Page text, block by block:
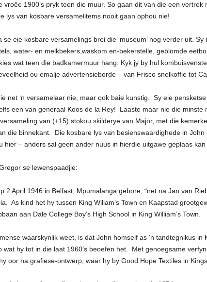
vroëe 1900’s pryk teen die muur. So gaan dit van die een vertrek
lys van kosbare versamelitems nooit gaan ophou nie!
se eie kosbare versamelings brei die ‘museum’ nog verder uit.
water- en melkbekers,waskom en-bekerstelle, geblomde
wat teen die badkamermuur hang. Kyk jy by hul
ou emalje advertensieborde – van Frisco snelkoffie tot
net ‘n versamelaar nie, maar ook baie kunstig. Sy eie
een van generaal Koos de la Rey! Laaste maar nie die minste
van (±15) stokou skilderye van Major, met die
die binnekant. Die kosbare lys van besienswaardighede in John
hier – anders sal geen ander nuus in hierdie uitgawe geplaas
se lewenspaadjie:
2 April 1946 in Belfast, Mpumalanga gebore, “net na Jan van
As kind het hy tussen King Wiliam’s Town en Kaapstad
aan Dale College Boy’s High School in King William’s Town.
waarskynlik weet, is dat John homself as ‘n tandtegnikus in
wat hy tot in die laat 1960’s beoefen het. Met genoegsame
oor na grafiese-ontwerp, waar hy by Good Hope Textiles in Kings